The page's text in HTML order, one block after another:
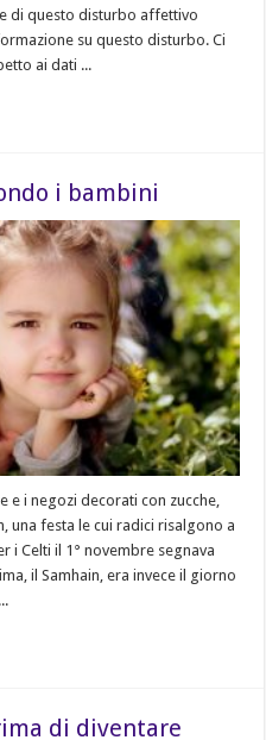
di questo disturbo affettivo
su questo disturbo. Ci
ai dati ...
i bambini
e i negozi decorati con zucche,
una festa le cui radici risalgono a
i Celti il 1° novembre segnava
il Samhain, era invece il giorno
di diventare